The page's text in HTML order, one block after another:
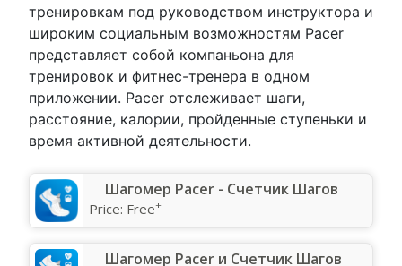
тренировкам под руководством инструктора и
широким социальным возможностям Pacer
представляет собой компаньона для
тренировок и фитнес-тренера в одном
приложении. Pacer отслеживает шаги,
расстояние, калории, пройденные ступеньки и
время активной деятельности.
Шагомер Pacer - Счетчик Шагов
Price: Free+
Шагомер Pacer и Счетчик Шагов